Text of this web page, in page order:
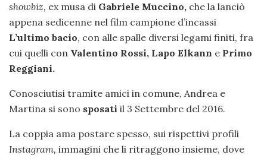
showbiz, ex musa di Gabriele Muccino, che la lanciò
appena sedicenne nel film campione d’incassi
L’ultimo bacio, con alle spalle diversi legami finiti, fra
cui quelli con Valentino Rossi, Lapo Elkann e Primo
Reggiani.
Conosciutisi tramite amici in comune, Andrea e
Martina si sono sposati il 3 Settembre del 2016.
La coppia ama postare spesso, sui rispettivi profili
Instagram, immagini che li ritraggono insieme, dove